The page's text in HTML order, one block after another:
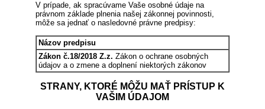
V prípade, ak spracúvame Vaše osobné údaje na
právnom základe plnenia našej zákonnej povinnosti,
môže sa jednať o nasledovné právne predpisy:
Názov predpisu
Zákon č.18/2018 Z.z. Zákon o ochrane osobných
údajov a o zmene a doplnení niektorých zákonov
STRANY, KTORÉ MÔŽU MAŤ PRÍSTUP K
VAŠIM ÚDAJOM